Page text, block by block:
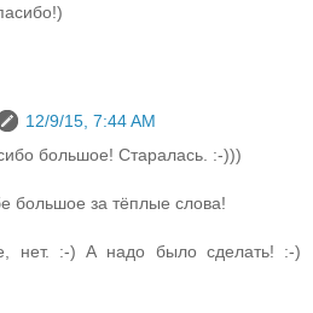
12/9/15, 7:44 AM
большое! Старалась. :-)))
большое за тёплые слова!
нет. :-) А надо было сделать! :-)